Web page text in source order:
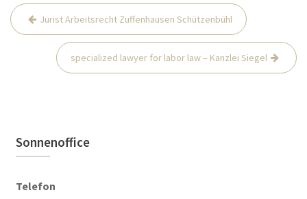
Beitrags-
Navigation
Jurist Arbeitsrecht Zuffenhausen Schützenbühl
specialized lawyer for labor law – Kanzlei Siegel
Sonnenoffice
Telefon